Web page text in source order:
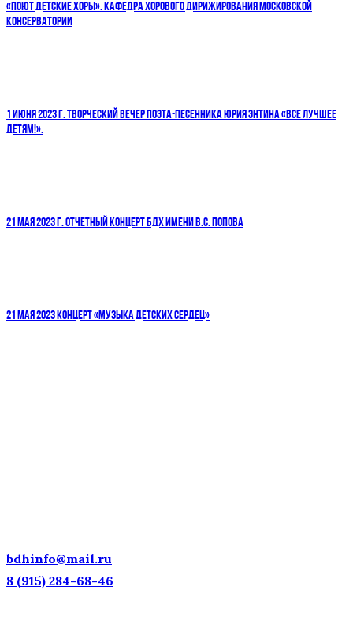
«ПОЮТ ДЕТСКИЕ ХОРЫ». КАФЕДРА ХОРОВОГО ДИРИЖИРОВАНИЯ МОСКОВСКОЙ
КОНСЕРВАТОРИИ
1 ИЮНЯ 2023 Г. ТВОРЧЕСКИЙ ВЕЧЕР ПОЭТА-ПЕСЕННИКА ЮРИЯ ЭНТИНА «ВСЕ ЛУЧШЕЕ
ДЕТЯМ!».
21 МАЯ 2023 Г. ОТЧЕТНЫЙ КОНЦЕРТ БДХ ИМЕНИ В.С. ПОПОВА
21 МАЯ 2023 КОНЦЕРТ «МУЗЫКА ДЕТСКИХ СЕРДЕЦ»
bdhinfo@mail.ru
8 (915) 284-68-46